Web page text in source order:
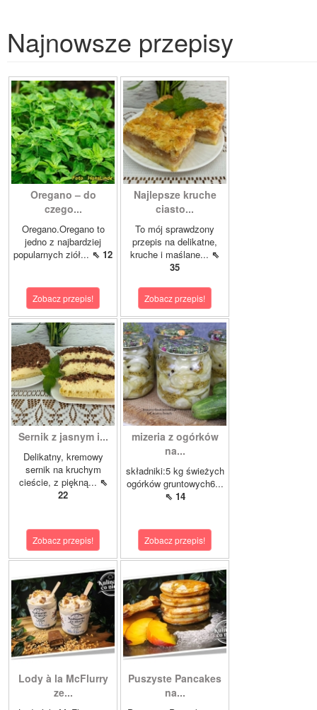
Najnowsze przepisy
Oregano – do
czego...
Oregano.Oregano to
jedno z najbardziej
popularnych ziół... ⇖ 12
Zobacz przepis!
Najlepsze kruche
ciasto...
To mój sprawdzony
przepis na delikatne,
kruche i maślane... ⇖
35
Zobacz przepis!
Sernik z jasnym i...
Delikatny, kremowy
sernik na kruchym
cieście, z piękną... ⇖
22
Zobacz przepis!
mizeria z ogórków
na...
składniki:5 kg świeżych
ogórków gruntowych6...
⇖ 14
Zobacz przepis!
Lody à la McFlurry
ze...
Puszyste Pancakes
na...